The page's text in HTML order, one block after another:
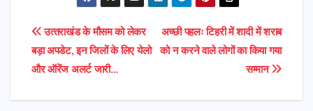
Post
navigation
अच्छी पहलः टिहरी में शादी में शराब
को न करने वाले लोगों का किया गया
सम्मान
उत्‍तराखंड के मौसम को लेकर
बड़ा अपडेट, इन जिलों के लिए येलो
और ऑरेंज अलर्ट जारी…